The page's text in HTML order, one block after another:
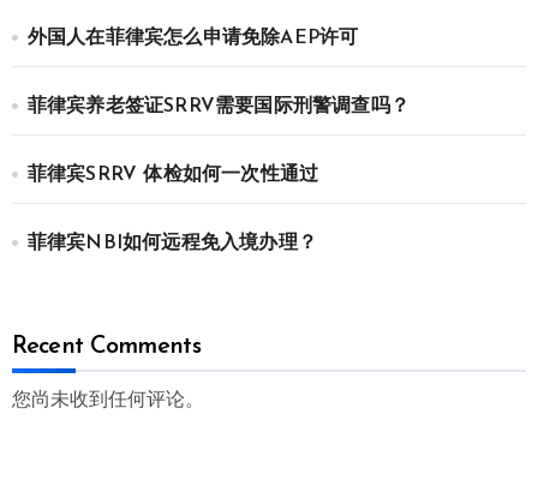
外国人在菲律宾怎么申请免除AEP许可
菲律宾养老签证SRRV需要国际刑警调查吗？
菲律宾SRRV 体检如何一次性通过
菲律宾NBI如何远程免入境办理？
Recent Comments
您尚未收到任何评论。